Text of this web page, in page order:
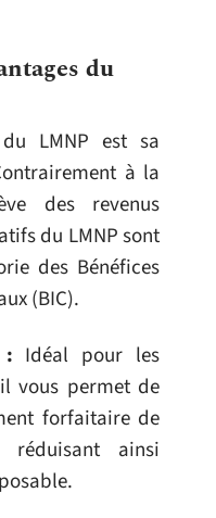
du
LMNP est sa
à la
des revenus
du LMNP sont
des Bénéfices
(BIC).
: Idéal pour les
vous permet de
forfaitaire de
ainsi